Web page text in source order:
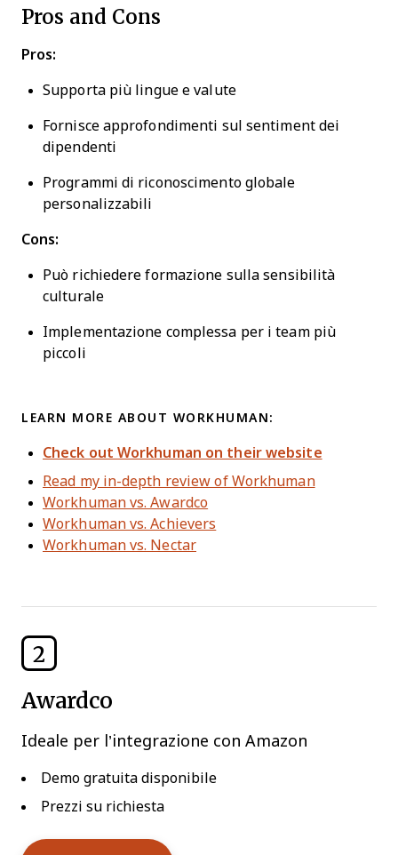
Pros and Cons
Pros:
Supporta più lingue e valute
Fornisce approfondimenti sul sentiment dei
dipendenti
Programmi di riconoscimento globale
personalizzabili
Cons:
Può richiedere formazione sulla sensibilità
culturale
Implementazione complessa per i team più
piccoli
LEARN MORE ABOUT WORKHUMAN:
Check out Workhuman on their website
Read my in-depth review of Workhuman
Workhuman vs. Awardco
Workhuman vs. Achievers
Workhuman vs. Nectar
2
Awardco
Ideale per l’integrazione con Amazon
Demo gratuita disponibile
Prezzi su richiesta